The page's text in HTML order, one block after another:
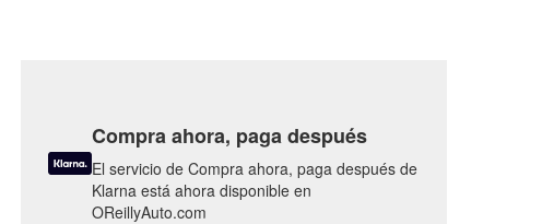
Compra ahora, paga después
El servicio de Compra ahora, paga después de
Klarna está ahora disponible en
OReillyAuto.com